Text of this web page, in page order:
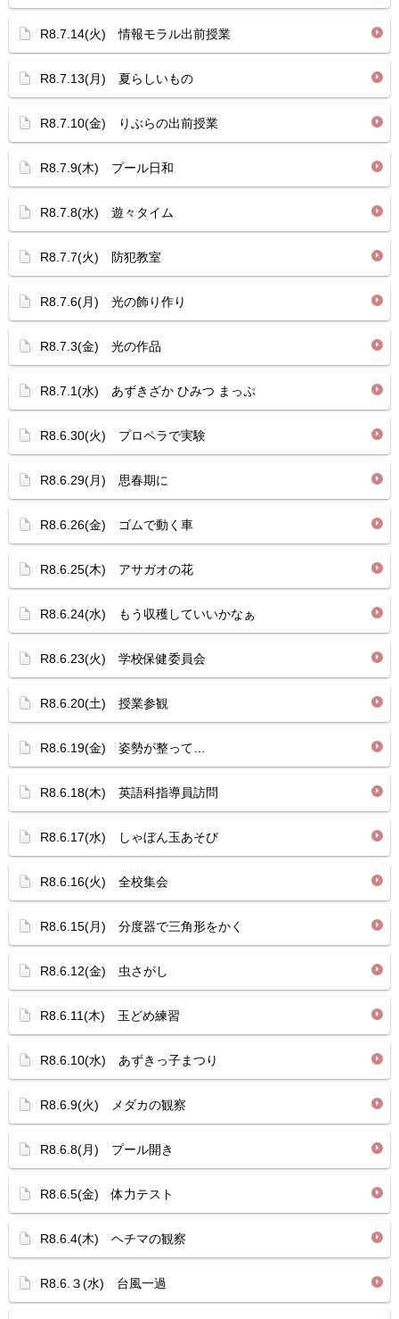
R8.7.14(火) 情報モラル出前授業
R8.7.13(月) 夏らしいもの
R8.7.10(金) りぶらの出前授業
R8.7.9(木) プール日和
R8.7.8(水) 遊々タイム
R8.7.7(火) 防犯教室
R8.7.6(月) 光の飾り作り
R8.7.3(金) 光の作品
R8.7.1(水) あずきざか ひみつ まっぷ
R8.6.30(火) プロペラで実験
R8.6.29(月) 思春期に
R8.6.26(金) ゴムで動く車
R8.6.25(木) アサガオの花
R8.6.24(水) もう収穫していいかなぁ
R8.6.23(火) 学校保健委員会
R8.6.20(土) 授業参観
R8.6.19(金) 姿勢が整って…
R8.6.18(木) 英語科指導員訪問
R8.6.17(水) しゃぼん玉あそび
R8.6.16(火) 全校集会
R8.6.15(月) 分度器で三角形をかく
R8.6.12(金) 虫さがし
R8.6.11(木) 玉どめ練習
R8.6.10(水) あずきっ子まつり
R8.6.9(火) メダカの観察
R8.6.8(月) プール開き
R8.6.5(金) 体力テスト
R8.6.4(木) ヘチマの観察
R8.6.３(水) 台風一過